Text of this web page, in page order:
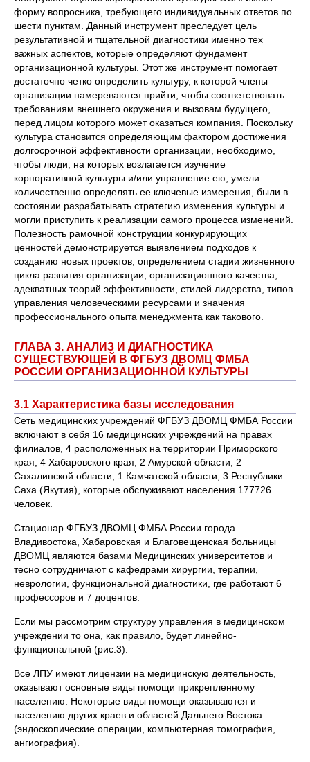
форму вопросника, требующего индивидуальных ответов по
шести пунктам. Данный инструмент преследует цель
результативной и тщательной диагностики именно тех
важных аспектов, которые определяют фундамент
организационной культуры. Этот же инструмент помогает
достаточно четко определить культуру, к которой члены
организации намереваются прийти, чтобы соответствовать
требованиям внешнего окружения и вызовам будущего,
перед лицом которого может оказаться компания. Поскольку
культура становится определяющим фактором достижения
долгосрочной эффективности организации, необходимо,
чтобы люди, на которых возлагается изучение
корпоративной культуры и/или управление ею, умели
количественно определять ее ключевые измерения, были в
состоянии разрабатывать стратегию изменения культуры и
могли приступить к реализации самого процесса изменений.
Полезность рамочной конструкции конкурирующих
ценностей демонстрируется выявлением подходов к
созданию новых проектов, определением стадии жизненного
цикла развития организации, организационного качества,
адекватных теорий эффективности, стилей лидерства, типов
управления человеческими ресурсами и значения
профессионального опыта менеджмента как такового.
ГЛАВА 3. АНАЛИЗ И ДИАГНОСТИКА
СУЩЕСТВУЮЩЕЙ В ФГБУЗ ДВОМЦ ФМБА
РОССИИ ОРГАНИЗАЦИОННОЙ КУЛЬТУРЫ
3.1 Характеристика базы исследования
Сеть медицинских учреждений ФГБУЗ ДВОМЦ ФМБА России
включают в себя 16 медицинских учреждений на правах
филиалов, 4 расположенных на территории Приморского
края, 4 Хабаровского края, 2 Амурской области, 2
Сахалинской области, 1 Камчатской области, 3 Республики
Саха (Якутия), которые обслуживают населения 177726
человек.
Стационар ФГБУЗ ДВОМЦ ФМБА России города
Владивостока, Хабаровская и Благовещенская больницы
ДВОМЦ являются базами Медицинских университетов и
тесно сотрудничают с кафедрами хирургии, терапии,
неврологии, функциональной диагностики, где работают 6
профессоров и 7 доцентов.
Если мы рассмотрим структуру управления в медицинском
учреждении то она, как правило, будет линейно-
функциональной (рис.3).
Все ЛПУ имеют лицензии на медицинскую деятельность,
оказывают основные виды помощи прикрепленному
населению. Некоторые виды помощи оказываются и
населению других краев и областей Дальнего Востока
(эндоскопические операции, компьютерная томография,
ангиография).